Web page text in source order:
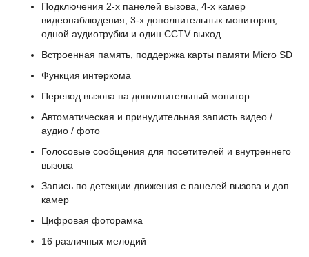
Подключения 2-х панелей вызова, 4-х камер
видеонаблюдения, 3-х дополнительных мониторов,
одной аудиотрубки и один CCTV выход
Встроенная память, поддержка карты памяти Micro SD
Функция интеркома
Перевод вызова на дополнительный монитор
Автоматическая и принудительная записть видео /
аудио / фото
Голосовые сообщения для посетителей и внутреннего
вызова
Запись по детекции движения с панелей вызова и доп.
камер
Цифровая фоторамка
16 различных мелодий